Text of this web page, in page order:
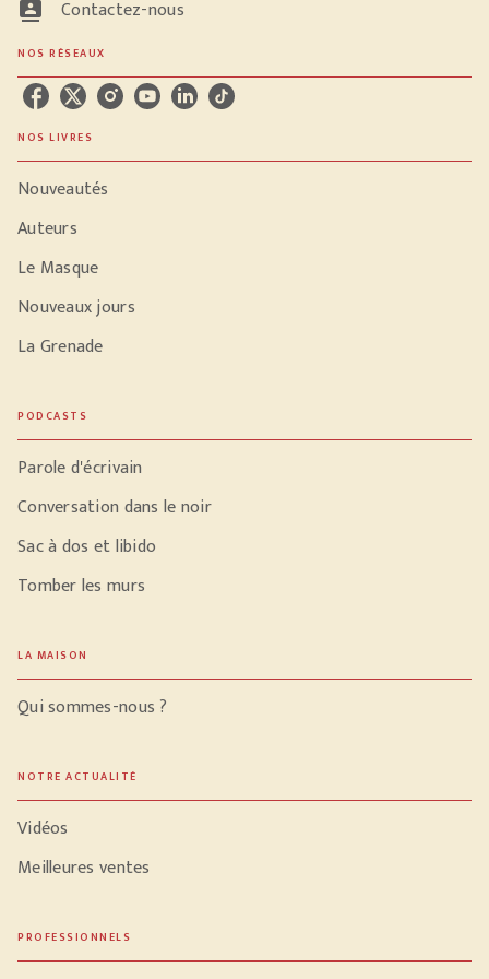
contacts Contactez-nous
NOS RÉSEAUX
NOS LIVRES
Nouveautés
Auteurs
Le Masque
Nouveaux jours
La Grenade
PODCASTS
Parole d'écrivain
Conversation dans le noir
Sac à dos et libido
Tomber les murs
LA MAISON
Qui sommes-nous ?
NOTRE ACTUALITÉ
Vidéos
Meilleures ventes
PROFESSIONNELS